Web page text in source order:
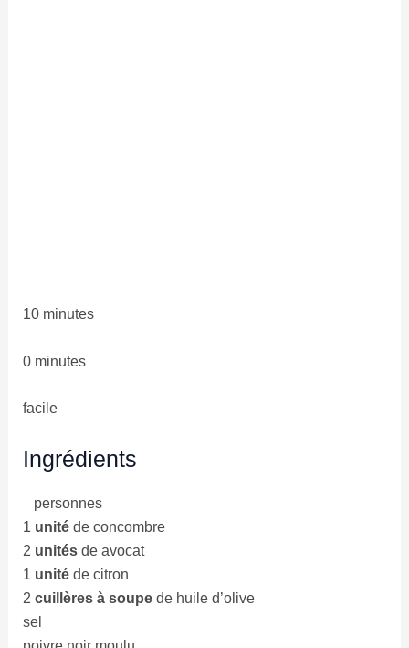
10 minutes
0 minutes
facile
Ingrédients
personnes
1 unitéde concombre
2 unitésde avocat
1 unitéde citron
2 cuillères à soupede huile d’olive
sel